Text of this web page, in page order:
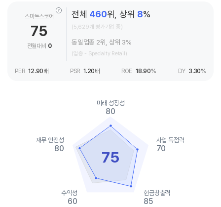
스마트스코어
75
전월대비 0
전체 460위, 상위 8%
(5,629개 평가기업 중)
동일업종 2위, 상위 3%
(업종 - Specialty Retail)
PER 12.90배 PSR 1.20배 ROE 18.90% DY 3.30%
The chart has 1 Y axis displaying values. Data ranges from 60
75
미래 성장성
80
사업 독점력
70
현금창출력
85
수익성
60
재무 안전성
80